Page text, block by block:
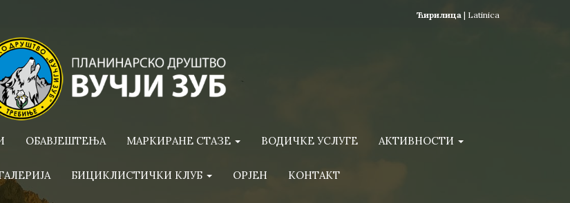
Ћирилица | Latinica
ОБАВЈЕШТЕЊА МАРКИРАНЕ СТАЗЕ ВОДИЧКЕ УСЛУГЕ АКТИВНОСТИ
БИЦИКЛИСТИЧКИ КЛУБ ОРЈЕН КОНТАКТ